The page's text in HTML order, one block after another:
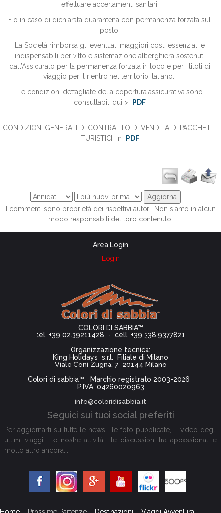
effettuare accertamenti sanitari;
• o in caso di dichiarata quarantena con permanenza forzata sul
posto
La Società rimborsa gli eventuali maggiori costi essenziali e
indispensabili per vitto e sistemazione alberghiera sostenuti
dall’Assicurato per la permanenza forzata in loco e per i titoli di
viaggio per il rientro nel territorio italiano.
Le condizioni dettagliate della copertura assicurativa sono
consultabili qui >
PDF
CONDIZIONI GENERALI DI CONTRATTO DI VENDITA DI PACCHETTI
TURI STICI in PDF
I commenti sono proprietà dei rispettivi autori. Non siamo in alcun
modo responsabili del loro contenuto.
Area Login
Login
---------------
COLORI DI SABBIA™
tel. +39 02.39211428 - cell. +39 338.9377821
Organizzazione tecnica:
King Holidays s.r.l. Filiale di Milano
Viale Coni Zugna, 7 20144 Milano
Colori di sabbia™ Marchio registrato 2003-2026
P.IVA. 04260020963
info@coloridisabbia.it
Seguici sui tuoi social preferiti
Per aggiornarti su tutte le news, le foto pubblicate, i video degli
ultimi viaggi, le nostre attività, le discussioni tra appassionati e
molto altro ancora...
Home Prossime Partenze Destinazioni Viaggi Avventura